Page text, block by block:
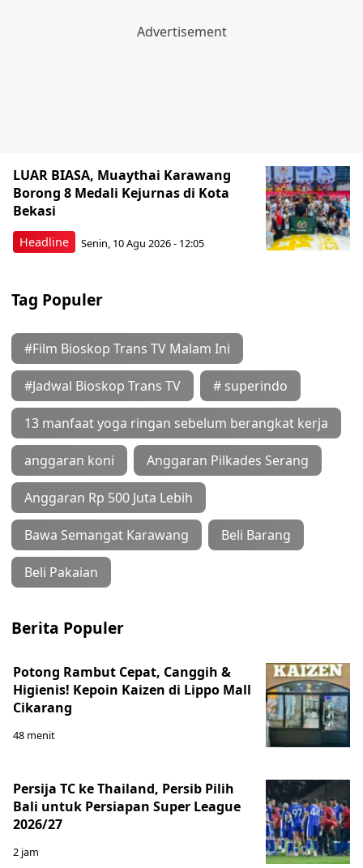
Headline
LUAR BIASA, Muaythai Karawang
Borong 8 Medali Kejurnas di Kota
Bekasi
Senin, 10 Agu 2026 - 12:05
Tag Populer
#Film Bioskop Trans TV Malam Ini
#Jadwal Bioskop Trans TV # superindo
13 manfaat yoga ringan sebelum berangkat kerja
anggaran koni Anggaran Pilkades Serang
Anggaran Rp 500 Juta Lebih
Bawa Semangat Karawang Beli Barang
Beli Pakaian
Berita Populer
Potong Rambut Cepat, Canggih &
Higienis! Kepoin Kaizen di Lippo Mall
Cikarang
48 menit
Persija TC ke Thailand, Persib Pilih
Bali untuk Persiapan Super League
2026/27
2 jam